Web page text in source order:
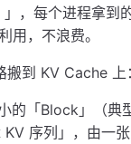
，每个进程拿到
用，不浪费。
到 KV Cache 上：
的「Block」（典
KV 序列」，由一